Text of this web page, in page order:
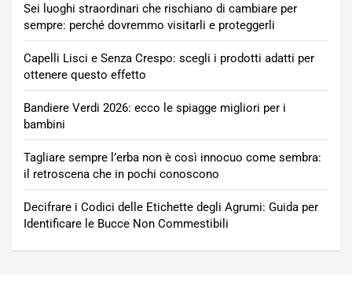
Sei luoghi straordinari che rischiano di cambiare per
sempre: perché dovremmo visitarli e proteggerli
Capelli Lisci e Senza Crespo: scegli i prodotti adatti per
ottenere questo effetto
Bandiere Verdi 2026: ecco le spiagge migliori per i
bambini
Tagliare sempre l’erba non è così innocuo come sembra:
il retroscena che in pochi conoscono
Decifrare i Codici delle Etichette degli Agrumi: Guida per
Identificare le Bucce Non Commestibili